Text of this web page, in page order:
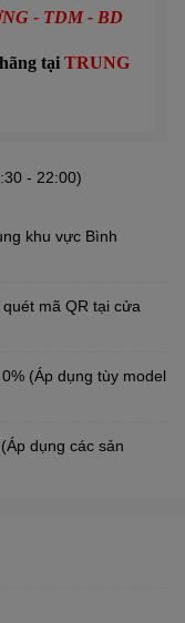
- TDM - BD
tại TRUNG
- 22:00)
khu vực Bình
mã QR tại cửa
(Áp dụng tùy model
dụng các sản